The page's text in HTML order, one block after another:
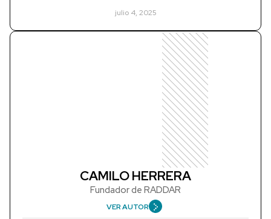
julio 4, 2025
CAMILO HERRERA
Fundador de RADDAR
VER AUTOR